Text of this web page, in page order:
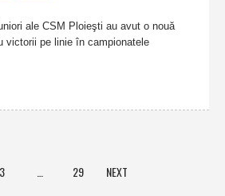
ale CSM Ploieşti au avut o nouă
victorii pe linie în campionatele
3 … 29 NEXT